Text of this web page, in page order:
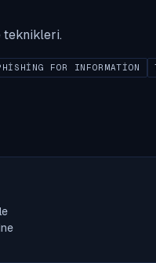
teknikleri.
FOR INFORMATION